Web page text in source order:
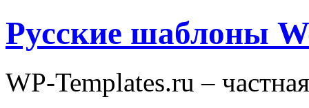
Русские шаблоны
WP-Templates.ru –